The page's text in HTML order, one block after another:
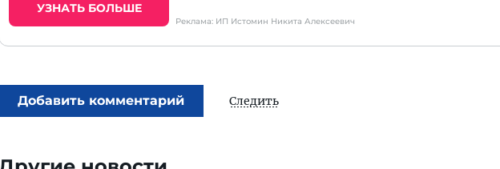
УЗНАТЬ БОЛЬШЕ
Реклама: ИП Истомин Никита Алексеевич
Добавить комментарий Следить